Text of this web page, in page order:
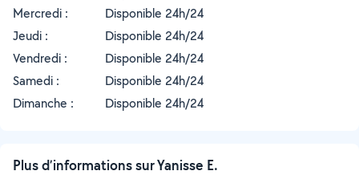
Mercredi :
Disponible 24h/24
Jeudi :
Disponible 24h/24
Vendredi :
Disponible 24h/24
Samedi :
Disponible 24h/24
Dimanche :
Disponible 24h/24
Plus d’informations sur Yanisse E.